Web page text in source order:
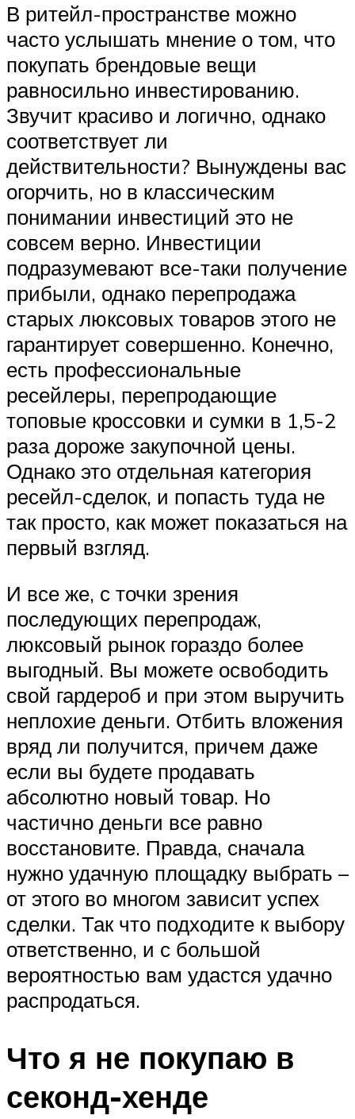
В ритейл-пространстве можно
часто услышать мнение о том, что
покупать брендовые вещи
равносильно инвестированию.
Звучит красиво и логично, однако
соответствует ли
действительности? Вынуждены вас
огорчить, но в классическим
понимании инвестиций это не
совсем верно. Инвестиции
подразумевают все-таки получение
прибыли, однако перепродажа
старых люксовых товаров этого не
гарантирует совершенно. Конечно,
есть профессиональные
ресейлеры, перепродающие
топовые кроссовки и сумки в 1,5-2
раза дороже закупочной цены.
Однако это отдельная категория
ресейл-сделок, и попасть туда не
так просто, как может показаться на
первый взгляд.
И все же, с точки зрения
последующих перепродаж,
люксовый рынок гораздо более
выгодный. Вы можете освободить
свой гардероб и при этом выручить
неплохие деньги. Отбить вложения
вряд ли получится, причем даже
если вы будете продавать
абсолютно новый товар. Но
частично деньги все равно
восстановите. Правда, сначала
нужно удачную площадку выбрать –
от этого во многом зависит успех
сделки. Так что подходите к выбору
ответственно, и с большой
вероятностью вам удастся удачно
распродаться.
Что я не покупаю в
секонд-хенде